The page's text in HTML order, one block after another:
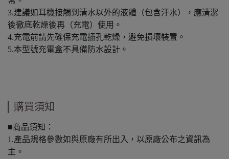
3.建議如耳機接觸到清水以外的液體（包含汗水），應清潔
後徹底乾燥後再（充電）使用。
4.充電前請先確保充電插孔乾燥，避免損壞裝置。
5.本型號充電盒不具備防水設計。
購買須知
■商品須知：
1.產品規格參數如與原廠有所出入，以原廠公布之資訊為
主。